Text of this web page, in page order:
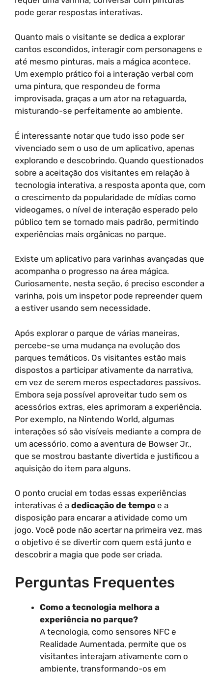
pode gerar respostas interativas.
Quanto mais o visitante se dedica a explorar
cantos escondidos, interagir com personagens e
até mesmo pinturas, mais a mágica acontece.
Um exemplo prático foi a interação verbal com
uma pintura, que respondeu de forma
improvisada, graças a um ator na retaguarda,
misturando-se perfeitamente ao ambiente.
É interessante notar que tudo isso pode ser
vivenciado sem o uso de um aplicativo, apenas
explorando e descobrindo. Quando questionados
sobre a aceitação dos visitantes em relação à
tecnologia interativa, a resposta aponta que, com
o crescimento da popularidade de mídias como
videogames, o nível de interação esperado pelo
público tem se tornado mais padrão, permitindo
experiências mais orgânicas no parque.
Existe um aplicativo para varinhas avançadas que
acompanha o progresso na área mágica.
Curiosamente, nesta seção, é preciso esconder a
varinha, pois um inspetor pode repreender quem
a estiver usando sem necessidade.
Após explorar o parque de várias maneiras,
percebe-se uma mudança na evolução dos
parques temáticos. Os visitantes estão mais
dispostos a participar ativamente da narrativa,
em vez de serem meros espectadores passivos.
Embora seja possível aproveitar tudo sem os
acessórios extras, eles aprimoram a experiência.
Por exemplo, na Nintendo World, algumas
interações só são visíveis mediante a compra de
um acessório, como a aventura de Bowser Jr.,
que se mostrou bastante divertida e justificou a
aquisição do item para alguns.
O ponto crucial em todas essas experiências
interativas é a dedicação de tempo e a
disposição para encarar a atividade como um
jogo. Você pode não acertar na primeira vez, mas
o objetivo é se divertir com quem está junto e
descobrir a magia que pode ser criada.
Perguntas Frequentes
Como a tecnologia melhora a
experiência no parque?
A tecnologia, como sensores NFC e
Realidade Aumentada, permite que os
visitantes interajam ativamente com o
ambiente, transformando-os em